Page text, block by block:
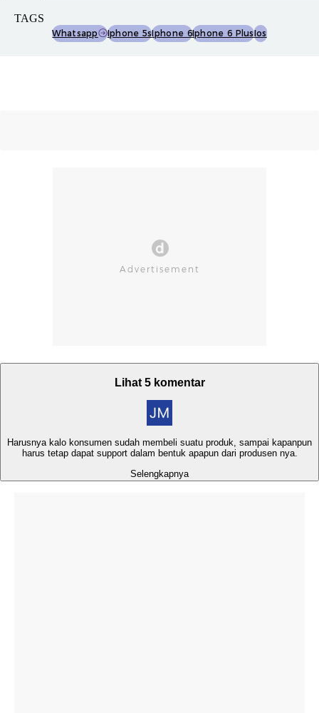
TAGS
Whatsapp Iphone 5sIphone 6Iphone 6 PlusIos
Lihat 5 komentar
Harusnya kalo konsumen sudah membeli suatu produk, sampai kapanpun
harus tetap dapat support dalam bentuk apapun dari produsen nya.
Selengkapnya